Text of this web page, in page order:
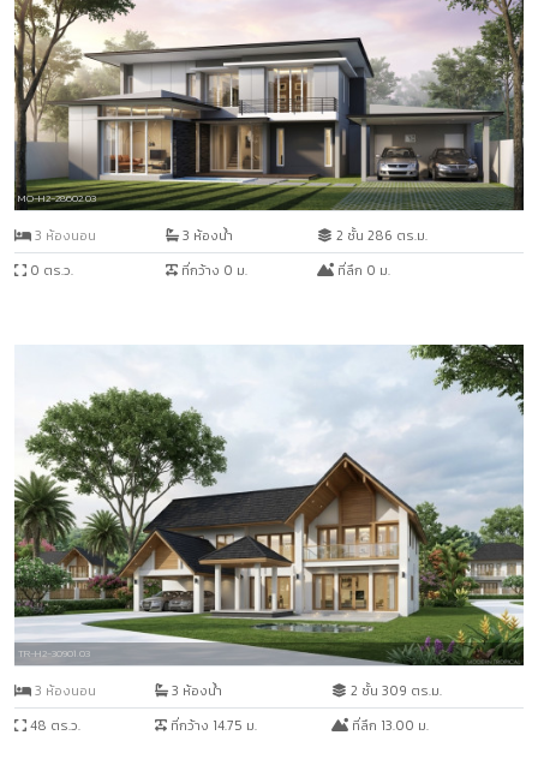
MO-H2-28602.03
3 ห้องนอน 3 ห้องน้ำ
2 ชั้น 286 ตร.ม.
0 ตร.ว.
ที่กว้าง 0 ม. ที่ลึก 0 ม.
TR-H2-30901.03
3 ห้องนอน 3 ห้องน้ำ
2 ชั้น 309 ตร.ม.
48 ตร.ว.
ที่กว้าง 14.75 ม. ที่ลึก 13.00 ม.